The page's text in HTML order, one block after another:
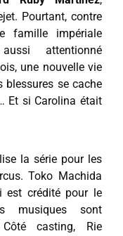
Pourtant, contre
famille impériale
attentionné
une nouvelle vie
blessures se cache
Et si Carolina était
la série pour les
Toko Machida
est crédité pour le
musiques sont
casting, Rie